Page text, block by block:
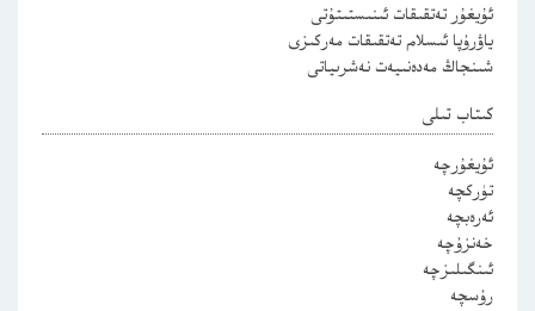
ئۇيغۇر تەتقىقات ئىنىستىتۇتى
ياۋرۇپا ئىسلام تەتقىقات مەركىزى
شىنجاڭ مەدەنىيەت نەشرىياتى
كىتاب تىلى
ئۇيغۇرچە
تۈركچە
ئەرەبچە
خەنزۇچە
ئىنگىلىزچە
رۇسچە